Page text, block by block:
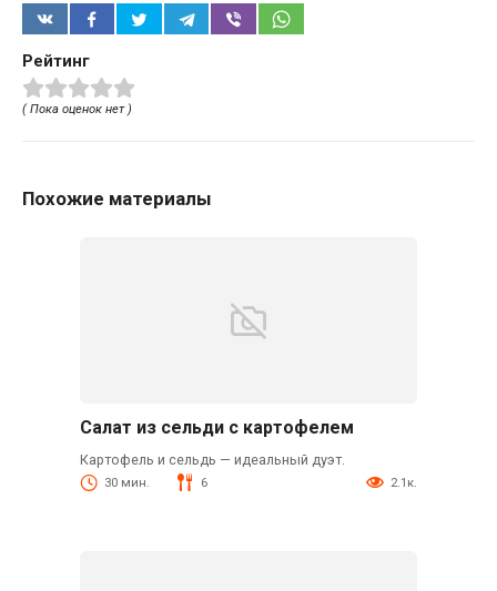
Рейтинг
( Пока оценок нет )
Похожие материалы
Салат из сельди с картофелем
Картофель и сельдь — идеальный дуэт.
30 мин. 6 2.1к.